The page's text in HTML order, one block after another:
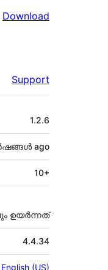
Download
Support
1.2.6
ago
10+
ഉയര്‍ന്നത്
4.4.34
English (US)